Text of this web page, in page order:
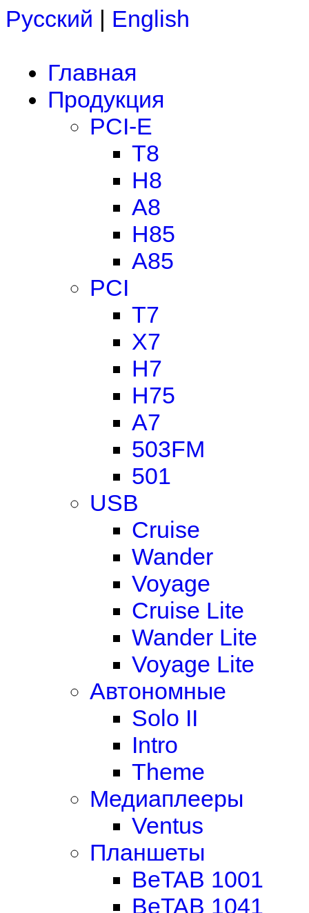
Русский | English
Главная
Продукция
PCI-E
T8
H8
A8
H85
A85
PCI
T7
X7
H7
H75
A7
503FM
501
USB
Cruise
Wander
Voyage
Cruise Lite
Wander Lite
Voyage Lite
Автономные
Solo II
Intro
Theme
Медиаплееры
Ventus
Планшеты
BeTAB 1001
BeTAB 1041